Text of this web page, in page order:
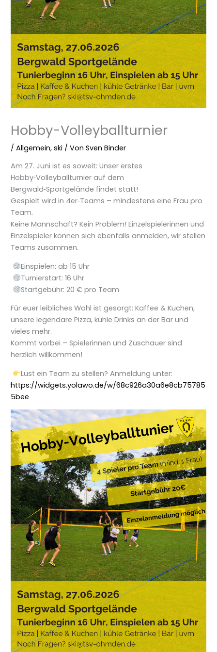
Hobby-Volleyballturnier
/Allgemein,ski / VonSven Binder
Am 27. Juni ist es soweit: Unser erstes
Hobby‑Volleyballturnier auf dem
Bergwald‑Sportgelände findet statt!
Gespielt wird in 4er‑Teams – mindestens eine Frau pro
Team.
Keine Mannschaft? Kein Problem! Einzelspielerinnen und
Einzelspieler können sich ebenfalls anmelden, wir stellen
Teams zusammen.
Einspielen: ab 15 Uhr
Turnierstart: 16 Uhr
Startgebühr: 20 € pro Team
Für euer leibliches Wohl ist gesorgt: Kaffee & Kuchen,
unsere legendäre Pizza, kühle Drinks an der Bar und
vieles mehr.
Kommt vorbei – Spielerinnen und Zuschauer sind
herzlich willkommen!
Lust ein Team zu stellen? Anmeldung unter:
https://widgets.yolawo.de/w/68c926a30a6e8cb75785
5bee